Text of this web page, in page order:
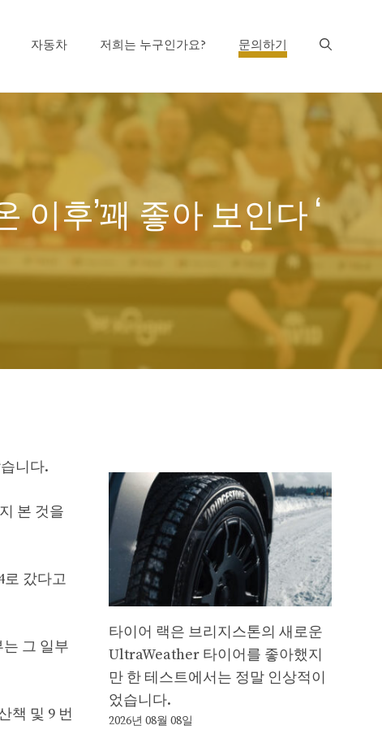
자동차 저희는 누구인가요? 문의하기
이후’꽤 좋아 보인다 ‘
니다.
본 것을
갔다고
그 일부
책 및 9 번
타이어 랙은 브리지스톤의 새로운
UltraWeather 타이어를 좋아했지
만 한 테스트에서는 정말 인상적이
었습니다.
2026년 08월 08일